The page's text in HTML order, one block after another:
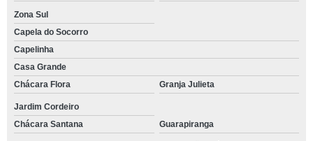
Zona Sul
Capela do Socorro
Capelinha
Casa Grande
Chácara Flora
Granja Julieta
Jardim Cordeiro
Chácara Santana
Guarapiranga